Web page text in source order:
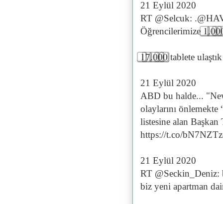
21 Eylül 2020
RT @Selcuk:
Öğrencilerimize
1️⃣7️⃣.0️⃣0️⃣0️⃣ tablete
21 Eylül 2020
ABD bu halde...
olaylarını önlemekte
listesine alan Başkan
https://t.co/
21 Eylül 2020
RT @Seckin_Deniz:
biz yeni apartman